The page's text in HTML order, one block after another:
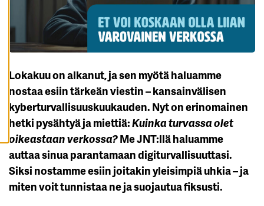
I
K
I
Ä
S
T
E
E
T
Lokakuu on alkanut, ja sen myötä haluamme
nostaa esiin tärkeän viestin – kansainvälisen
kyberturvallisuuskuukauden. Nyt on erinomainen
hetki pysähtyä ja miettiä:Kuinka turvassa olet
oikeastaan verkossa?Me JNT:llä haluamme
auttaa sinuaparantamaan digiturvallisuuttasi.
Siksi nostamme esiin joitakin yleisimpiä uhkia – ja
miten voit tunnistaa ne ja suojautua fiksusti.